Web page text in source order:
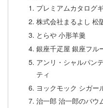
プレミアムカタログ
株式会社まるよし 松
とらや 小形羊羹
銀座千疋屋 銀座フル
アンリ・シャルパン
ティ
ヨックモック シガー
治一郎 治一郎のバウ